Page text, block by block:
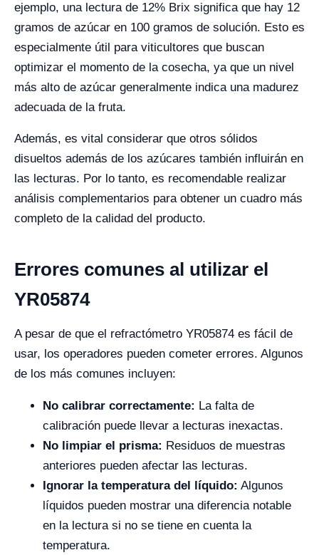
ejemplo, una lectura de 12% Brix significa que hay 12
gramos de azúcar en 100 gramos de solución. Esto es
especialmente útil para viticultores que buscan
optimizar el momento de la cosecha, ya que un nivel
más alto de azúcar generalmente indica una madurez
adecuada de la fruta.
Además, es vital considerar que otros sólidos
disueltos además de los azúcares también influirán en
las lecturas. Por lo tanto, es recomendable realizar
análisis complementarios para obtener un cuadro más
completo de la calidad del producto.
Errores comunes al utilizar el
YR05874
A pesar de que el refractómetro YR05874 es fácil de
usar, los operadores pueden cometer errores. Algunos
de los más comunes incluyen:
No calibrar correctamente: La falta de
calibración puede llevar a lecturas inexactas.
No limpiar el prisma: Residuos de muestras
anteriores pueden afectar las lecturas.
Ignorar la temperatura del líquido: Algunos
líquidos pueden mostrar una diferencia notable
en la lectura si no se tiene en cuenta la
temperatura.